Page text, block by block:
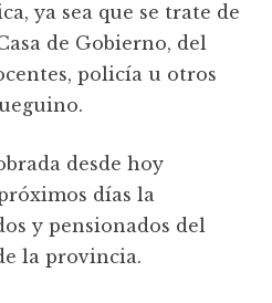
ya sea que se trate de
de Gobierno, del
policía u otros
desde hoy
días la
y pensionados del
la provincia.